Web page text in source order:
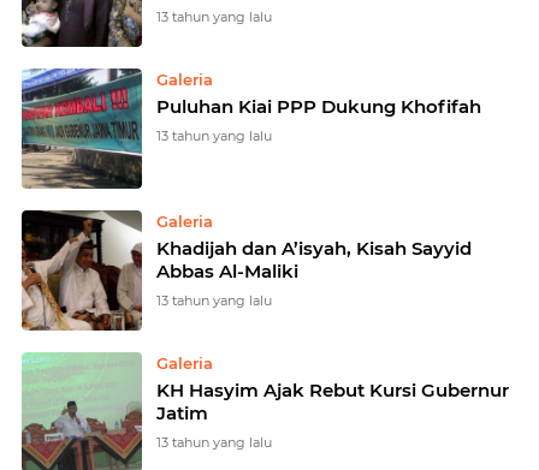
13 tahun yang lalu
Galeria
Puluhan Kiai PPP Dukung Khofifah
13 tahun yang lalu
Galeria
Khadijah dan A’isyah, Kisah Sayyid
Abbas Al-Maliki
13 tahun yang lalu
Galeria
KH Hasyim Ajak Rebut Kursi Gubernur
Jatim
13 tahun yang lalu